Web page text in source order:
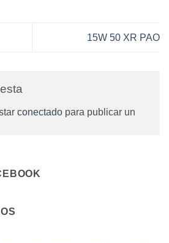
15W 50 XR PAO
conectado para publicar un